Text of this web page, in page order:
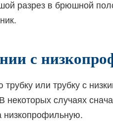
разрез в брюшной
с
или трубку с
некоторых случаях
низкопрофильную.